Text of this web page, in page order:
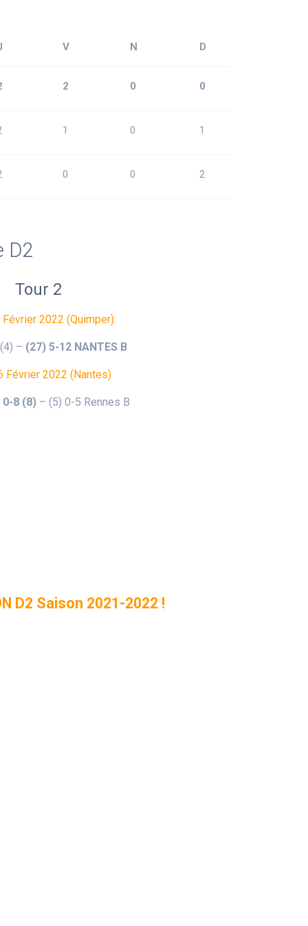
V N D
2 0 0
1 0 1
0 0 2
D2
Tour 2
2022 (Quimper)
– (27) 5-12 NANTES B
Février 2022 (Nantes)
0-8 (8) – (5) 0-5 Rennes B
D2 Saison 2021-2022 !